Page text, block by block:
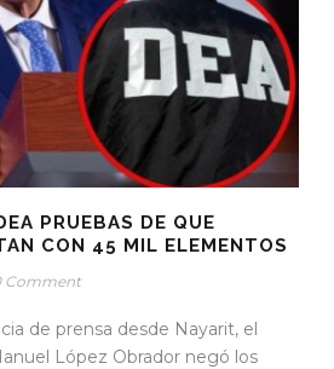
PRUEBAS DE QUE
CON 45 MIL ELEMENTOS
Comment
de prensa desde Nayarit, el
López Obrador negó los